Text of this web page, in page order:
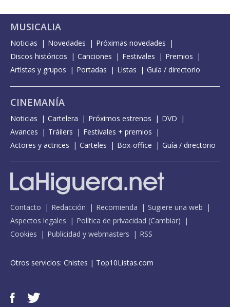
MUSICALIA
Noticias Novedades
Próximas novedades
Discos históricos
Canciones Festivales
Premios
Artistas y grupos
Portadas Listas Guía / directorio
CINEMANÍA
Noticias Cartelera Próximos estrenos
DVD
Avances
Tráilers
Festivales + premios
Actores y actrices
Carteles Box-office Guía / directorio
Contacto Redacción Recomienda
Sugiere una web
Aspectos legales
Política de privacidad (Cambiar)
Cookies
Publicidad y webmasters RSS
Otros servicios: Chistes | Top10Listas.com